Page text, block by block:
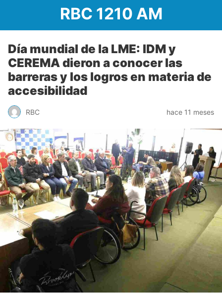
RBC 1210 AM
Día mundial de la LME: IDM y
CEREMA dieron a conocer las
barreras y los logros en materia de
accesibilidad
RBC hace 11 meses